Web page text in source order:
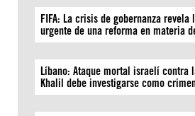
FIFA: La crisis de gobernanza revela
urgente de una reforma en materia
Líbano: Ataque mortal israelí contra
Khalil debe investigarse como